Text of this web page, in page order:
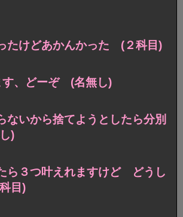
たけどあかんかった (２科目)
す、どーぞ (名無し)
ないから捨てようとしたら分別
)
ら３つ叶えれますけど どうし
目)